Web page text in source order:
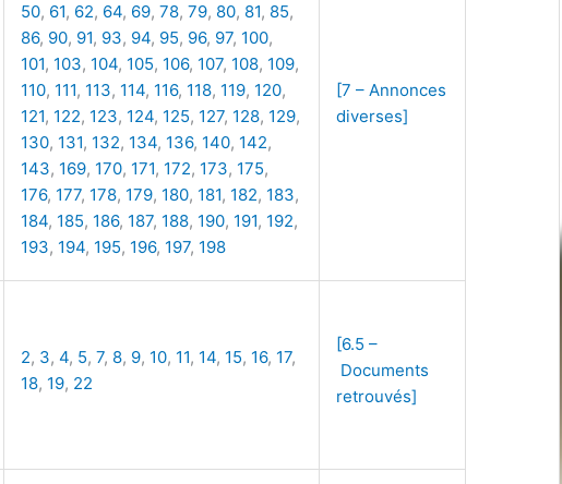
50, 61, 62, 64, 69, 78, 79, 80, 81, 85,
86, 90, 91, 93, 94, 95, 96, 97, 100,
101, 103, 104, 105, 106, 107, 108, 109,
110, 111, 113, 114, 116, 118, 119, 120,
121, 122, 123, 124, 125, 127, 128, 129,
130, 131, 132, 134, 136, 140, 142,
143, 169, 170, 171, 172, 173, 175,
176, 177, 178, 179, 180, 181, 182, 183,
184, 185, 186, 187, 188, 190, 191, 192,
193, 194, 195, 196, 197, 198
[7 – Annonces
diverses]
2, 3, 4, 5, 7, 8, 9, 10, 11, 14, 15, 16, 17,
18, 19, 22
[6.5 –
Documents
retrouvés]